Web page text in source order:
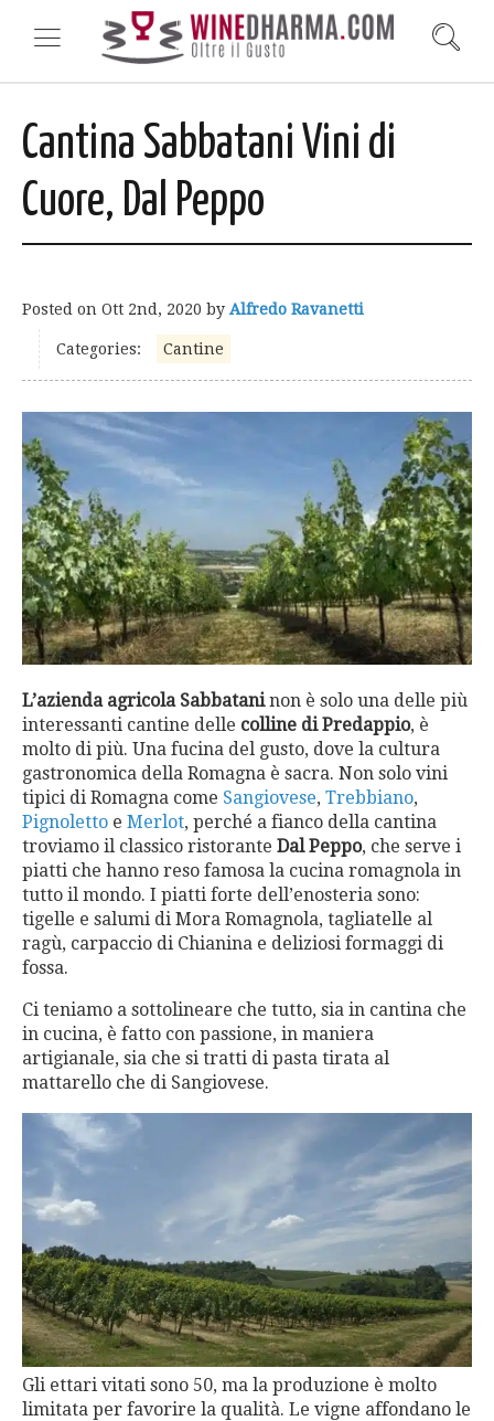
Cantina Sabbatani Vini di
Cuore, Dal Peppo
Posted on Ott 2nd, 2020 by Alfredo Ravanetti
Categories: Cantine
L’azienda agricola Sabbataninon è solo una delle più
interessanti cantine delle colline di Predappio, è
molto di più. Una fucina del gusto, dove la cultura
gastronomica della Romagna è sacra. Non solo vini
tipici di Romagna come Sangiovese, Trebbiano,
Pignoletto e Merlot, perché a fianco della cantina
troviamo il classico ristorante Dal Peppo, che serve i
piatti che hanno reso famosa la cucina romagnola in
tutto il mondo. I piatti forte dell’enosteria sono:
tigelle e salumi di Mora Romagnola, tagliatelle al
ragù, carpaccio di Chianina e deliziosi formaggi di
fossa.
Ci teniamo a sottolineare che tutto, sia in cantina che
in cucina, è fatto con passione, in maniera
artigianale, sia che si tratti di pasta tirata al
mattarello che di Sangiovese.
Gli ettari vitati sono 50, ma la produzione è molto
limitata per favorire la qualità. Le vigne affondano le